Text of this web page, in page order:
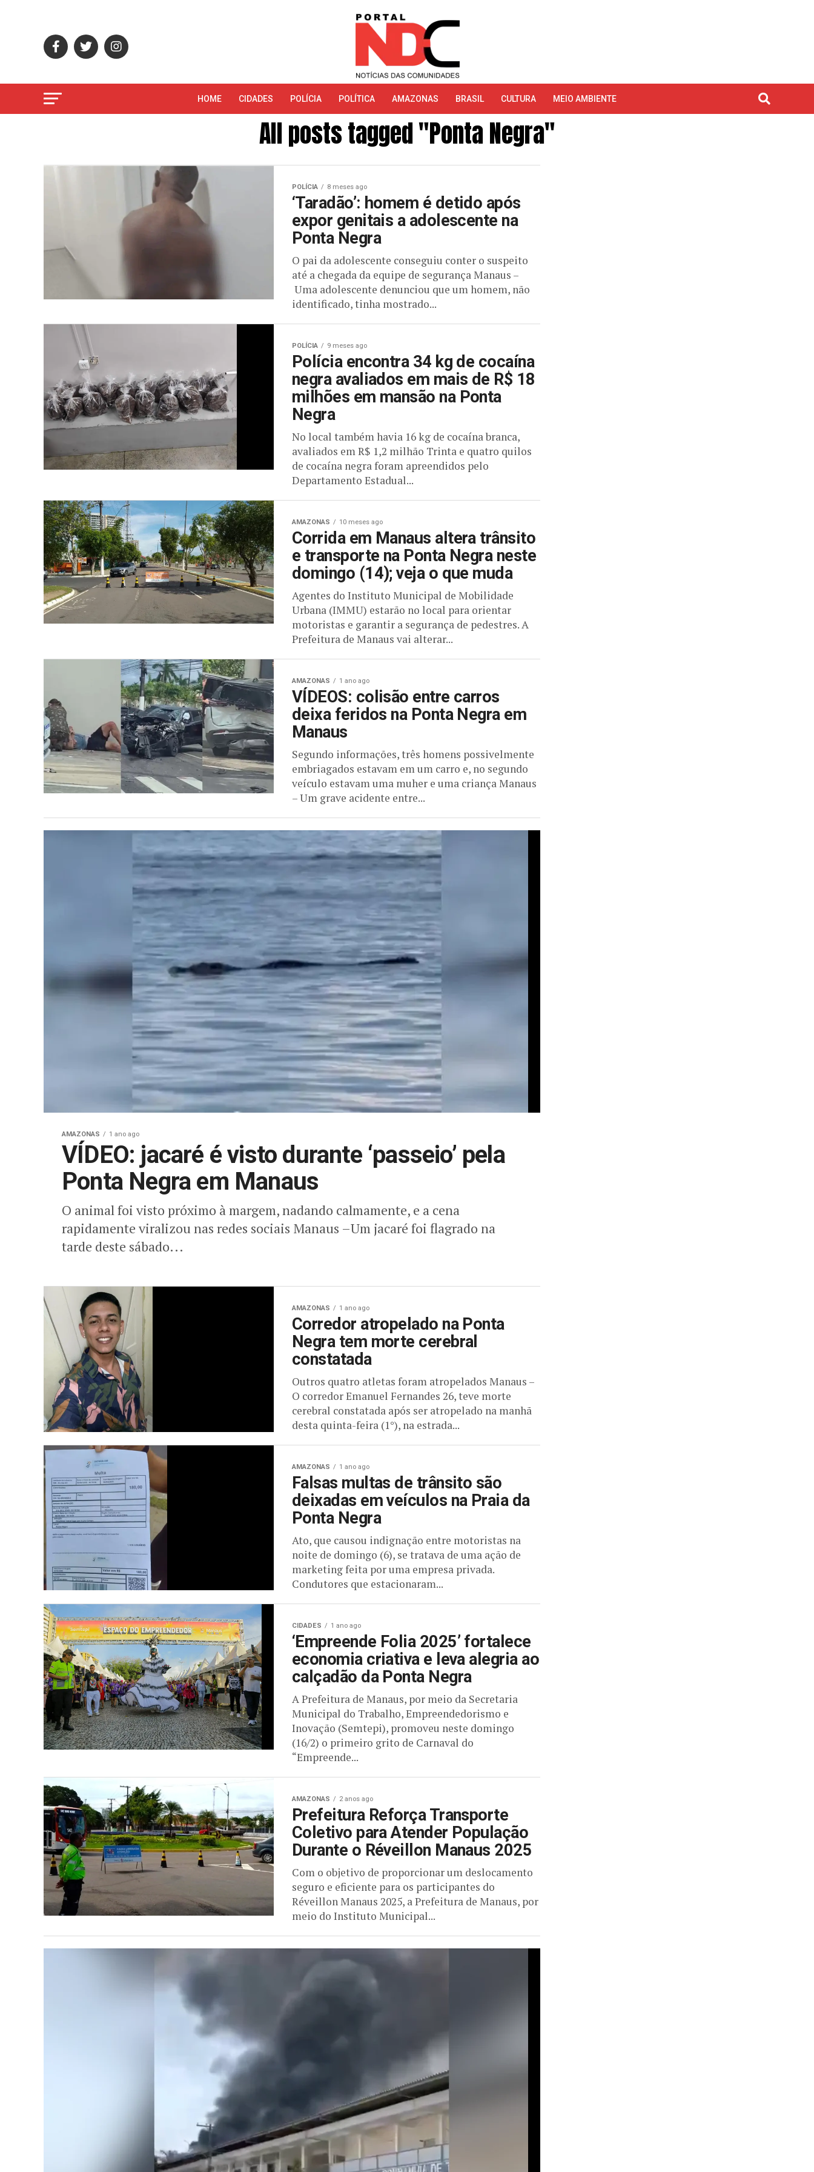
HOME CIDADES POLÍCIA POLÍTICA AMAZONAS BRASIL CULTURA MEIO AMBIENTE
All posts tagged "Ponta Negra"
POLÍCIA 8 meses ago
‘Taradão’: homem é detido após
expor genitais a adolescente na
Ponta Negra
O pai da adolescente conseguiu conter o suspeito
até a chegada da equipe de segurança Manaus –
Uma adolescente denunciou que um homem, não
identificado, tinha mostrado...
POLÍCIA 9 meses ago
Polícia encontra 34 kg de cocaína
negra avaliados em mais de R$ 18
milhões em mansão na Ponta
Negra
No local também havia 16 kg de cocaína branca,
avaliados em R$ 1,2 milhão Trinta e quatro quilos
de cocaína negra foram apreendidos pelo
Departamento Estadual...
AMAZONAS 10 meses ago
Corrida em Manaus altera trânsito
e transporte na Ponta Negra neste
domingo (14); veja o que muda
Agentes do Instituto Municipal de Mobilidade
Urbana (IMMU) estarão no local para orientar
motoristas e garantir a segurança de pedestres. A
Prefeitura de Manaus vai alterar...
AMAZONAS 1 ano ago
VÍDEOS: colisão entre carros
deixa feridos na Ponta Negra em
Manaus
Segundo informações, três homens possivelmente
embriagados estavam em um carro e, no segundo
veículo estavam uma muher e uma criança Manaus
– Um grave acidente entre...
AMAZONAS 1 ano ago
VÍDEO: jacaré é visto durante ‘passeio’ pela
Ponta Negra em Manaus
O animal foi visto próximo à margem, nadando calmamente, e a cena
rapidamente viralizou nas redes sociais Manaus –Um jacaré foi flagrado na
tarde deste sábado...
AMAZONAS 1 ano ago
Corredor atropelado na Ponta
Negra tem morte cerebral
constatada
Outros quatro atletas foram atropelados Manaus –
O corredor Emanuel Fernandes 26, teve morte
cerebral constatada após ser atropelado na manhã
desta quinta-feira (1°), na estrada...
AMAZONAS 1 ano ago
Falsas multas de trânsito são
deixadas em veículos na Praia da
Ponta Negra
Ato, que causou indignação entre motoristas na
noite de domingo (6), se tratava de uma ação de
marketing feita por uma empresa privada.
Condutores que estacionaram...
CIDADES 1 ano ago
‘Empreende Folia 2025’ fortalece
economia criativa e leva alegria ao
calçadão da Ponta Negra
A Prefeitura de Manaus, por meio da Secretaria
Municipal do Trabalho, Empreendedorismo e
Inovação (Semtepi), promoveu neste domingo
(16/2) o primeiro grito de Carnaval do
“Empreende...
AMAZONAS 2 anos ago
Prefeitura Reforça Transporte
Coletivo para Atender População
Durante o Réveillon Manaus 2025
Com o objetivo de proporcionar um deslocamento
seguro e eficiente para os participantes do
Réveillon Manaus 2025, a Prefeitura de Manaus, por
meio do Instituto Municipal...